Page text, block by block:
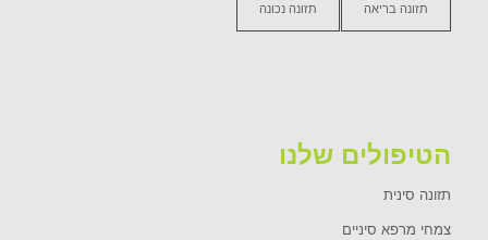
תזונה בריאה תזונה נכונה
הטיפולים שלנו
תזונה סינית
צמחי מרפא סיניים